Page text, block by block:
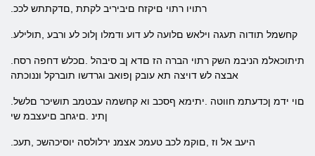
.רתויו רתוי םיקזח םיביריב לקתת ,םדקתתש לככ
.קחשמל תודוה תעגה וילאש םלועה לע דוע ודמלו ןלוכ לע ורבע ,תולילע
אבצה לש דויצה תא עובק ןפואב וגרדשו תוברקל וננוכתה
ןתינ .םיגחב םיעצבמ שי
.היעב אל וז ,םוקמ לכב טעמכ אצמנ ירלולסה יוסיכהשכ ,תעכ